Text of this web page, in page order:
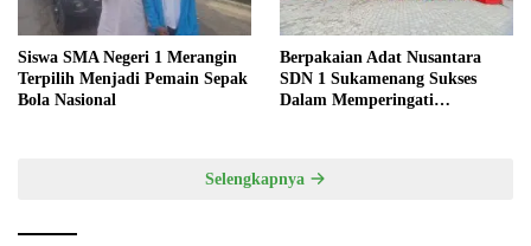
Siswa SMA Negeri 1 Merangin
Terpilih Menjadi Pemain Sepak
Bola Nasional
Berpakaian Adat Nusantara
SDN 1 Sukamenang Sukses
Dalam Memperingati
Selengkapnya